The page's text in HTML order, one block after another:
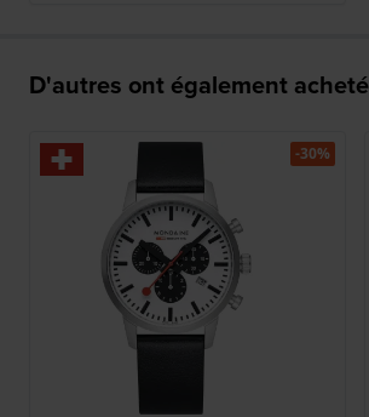
D'autres ont également acheté
-30%